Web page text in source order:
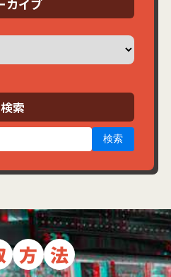
カイブ
検索
検索
方 法